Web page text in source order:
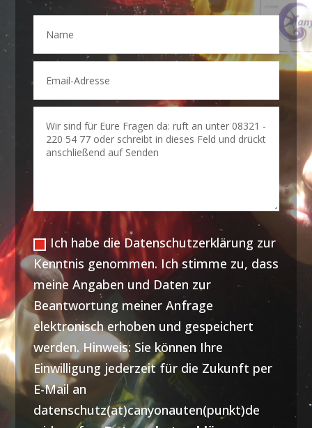
Ich habe die Datenschutzerklärung zur
Kenntnis genommen. Ich stimme zu, dass
meine Angaben und Daten zur
Beantwortung meiner Anfrage
elektronisch erhoben und gespeichert
werden. Hinweis: Sie können Ihre
Einwilligung jederzeit für die Zukunft per
E-Mail an
datenschutz(at)canyonauten(punkt)de